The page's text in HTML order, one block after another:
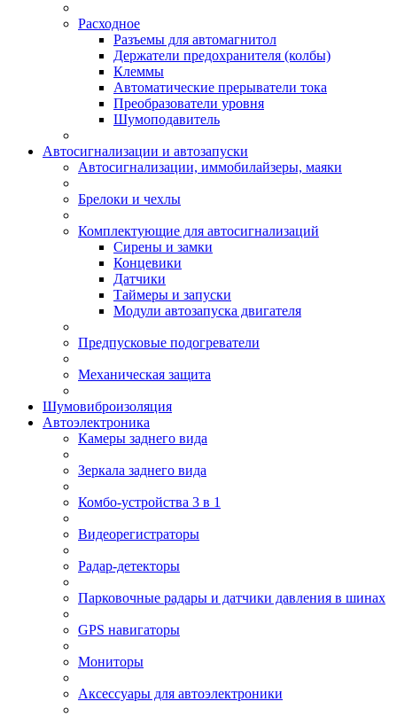
Расходное
Разъемы для автомагнитол
Держатели предохранителя (колбы)
Клеммы
Автоматические прерыватели тока
Преобразователи уровня
Шумоподавитель
Автосигнализации и автозапуски
Автосигнализации, иммобилайзеры, маяки
Брелоки и чехлы
Комплектующие для автосигнализаций
Сирены и замки
Концевики
Датчики
Таймеры и запуски
Модули автозапуска двигателя
Предпусковые подогреватели
Механическая защита
Шумовиброизоляция
Автоэлектроника
Камеры заднего вида
Зеркала заднего вида
Комбо-устройства 3 в 1
Видеорегистраторы
Радар-детекторы
Парковочные радары и датчики давления в шинах
GPS навигаторы
Мониторы
Аксессуары для автоэлектроники